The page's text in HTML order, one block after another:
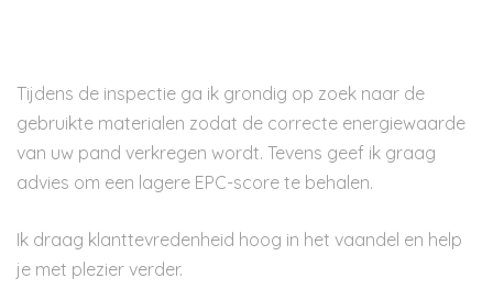
Tijdens de inspectie ga ik grondig op zoek naar de
gebruikte materialen zodat de correcte energiewaarde
van uw pand verkregen wordt. Tevens geef ik graag
advies om een lagere EPC-score te behalen.
Ik draag klanttevredenheid hoog in het vaandel en help
je met plezier verder.